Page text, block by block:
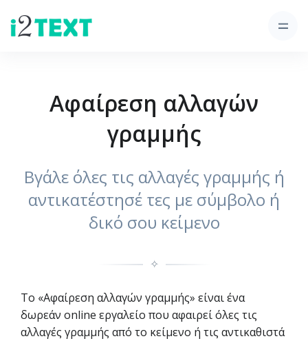
Αφαίρεση αλλαγών
γραμμής
Βγάλε όλες τις αλλαγές γραμμής ή
αντικατέστησέ τες με σύμβολο ή
δικό σου κείμενο
✧
Το «Αφαίρεση αλλαγών γραμμής» είναι ένα
δωρεάν online εργαλείο που αφαιρεί όλες τις
αλλαγές γραμμής από το κείμενο ή τις αντικαθιστά